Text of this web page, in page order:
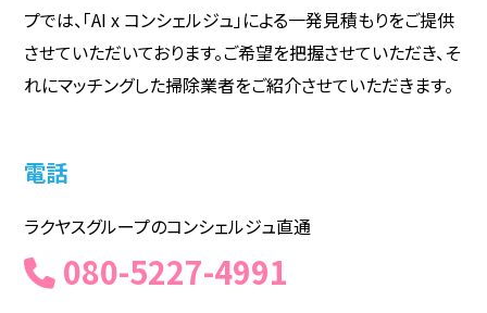
プでは、「AI x コンシェルジュ」による一発見積もりをご提供
させていただいております。ご希望を把握させていただき、そ
れにマッチングした掃除業者をご紹介させていただきます。
電話
ラクヤスグループのコンシェルジュ直通
080-5227-4991